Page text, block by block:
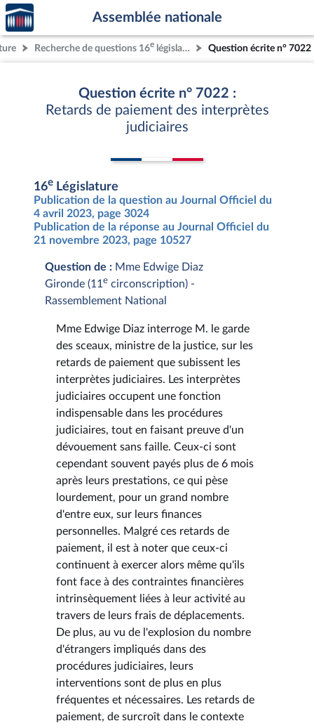
Aller au contenu
Aller en bas de la page
Accèder
à la
page
d'accueil
Assemblée nationale
Recherche de questions 16e législature Question écrite n° 7022
Question écrite n° 7022 :
Retards de paiement des interprètes
judiciaires
16e Législature
Publication de la question au Journal Officiel du
4 avril 2023, page 3024
Publication de la réponse au Journal Officiel du
21 novembre 2023, page 10527
Question de : Mme Edwige Diaz
Gironde (11 e circonscription) -
Rassemblement National
Mme Edwige Diaz interroge M. le garde
des sceaux, ministre de la justice, sur les
retards de paiement que subissent les
interprètes judiciaires. Les interprètes
judiciaires occupent une fonction
indispensable dans les procédures
judiciaires, tout en faisant preuve d'un
dévouement sans faille. Ceux-ci sont
cependant souvent payés plus de 6 mois
après leurs prestations, ce qui pèse
lourdement, pour un grand nombre
d'entre eux, sur leurs finances
personnelles. Malgré ces retards de
paiement, il est à noter que ceux-ci
continuent à exercer alors même qu'ils
font face à des contraintes financières
intrinsèquement liées à leur activité au
travers de leurs frais de déplacements.
De plus, au vu de l'explosion du nombre
d'étrangers impliqués dans des
procédures judiciaires, leurs
interventions sont de plus en plus
fréquentes et nécessaires. Les retards de
paiement, de surcroît dans le contexte